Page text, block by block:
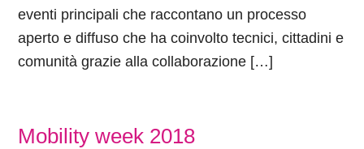
eventi principali che raccontano un processo
aperto e diffuso che ha coinvolto tecnici, cittadini e
comunità grazie alla collaborazione […]
Mobility week 2018